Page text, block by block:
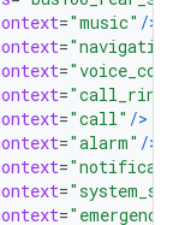
="music" />
=
=
=
="call" />
="alarm" />
=
=
=